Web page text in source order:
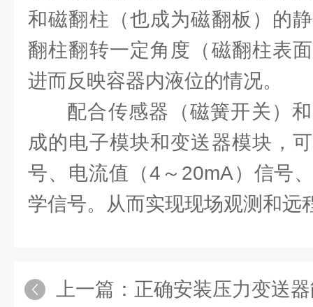
和磁翻柱（也成为磁翻板）的
翻柱翻转一定角度（磁翻柱表
进而反映容器内液位的情况。
配合传感器（磁簧开关）
成的电子模块和变送器模块，
号、电流值（4～20mA）信号
学信号。从而实现现场观测和远
上一篇： 正确安装压力变送